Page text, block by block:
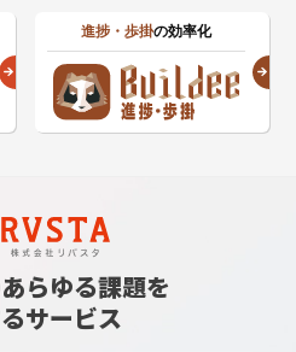
進捗・歩掛の効率化
らゆる課題を
サービス